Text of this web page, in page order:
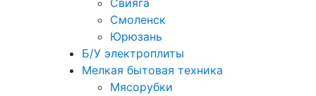
Свияга
Смоленск
Юрюзань
Б/У электроплиты
Мелкая бытовая техника
Мясорубки